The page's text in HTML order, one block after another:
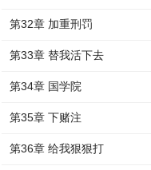
第32章 加重刑罚
第33章 替我活下去
第34章 国学院
第35章 下赌注
第36章 给我狠狠打